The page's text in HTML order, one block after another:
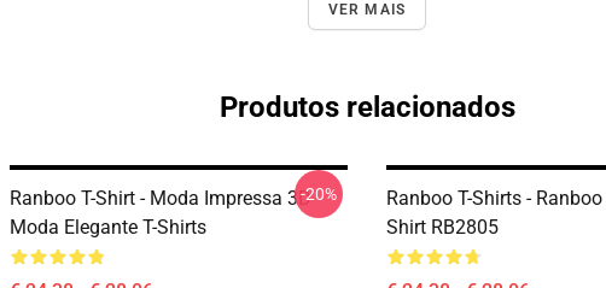
VER MAIS
Produtos relacionados
Ranboo T-Shirt - Moda Impressa 3D
Moda Elegante T-Shirts
-20%
Ranboo T-Shirts -
Shirt RB2805